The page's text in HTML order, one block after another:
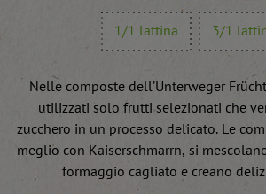
1/1 lattina 3/1
Nelle composte dell’Unterweger
utilizzati solo frutti selezionati che
zucchero in un processo delicato. Le
meglio con Kaiserschmarrn, si
formaggio cagliato e creano